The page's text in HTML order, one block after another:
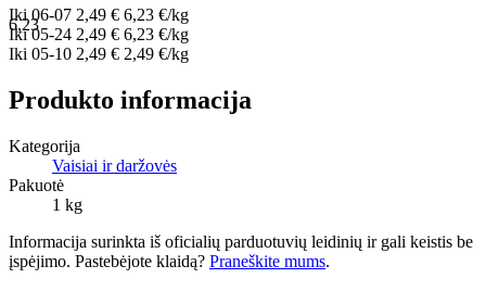
6,23
Iki06-07 2,49 € 6,23 €/kg
Iki05-24 2,49 € 6,23 €/kg
Iki 05-10 2,49 € 2,49 €/kg
Produkto informacija
Kategorija
Vaisiai ir daržovės
Pakuotė
1 kg
Informacija surinkta iš oficialių parduotuvių leidinių ir gali keistis be
įspėjimo. Pastebėjote klaidą? Praneškite mums.